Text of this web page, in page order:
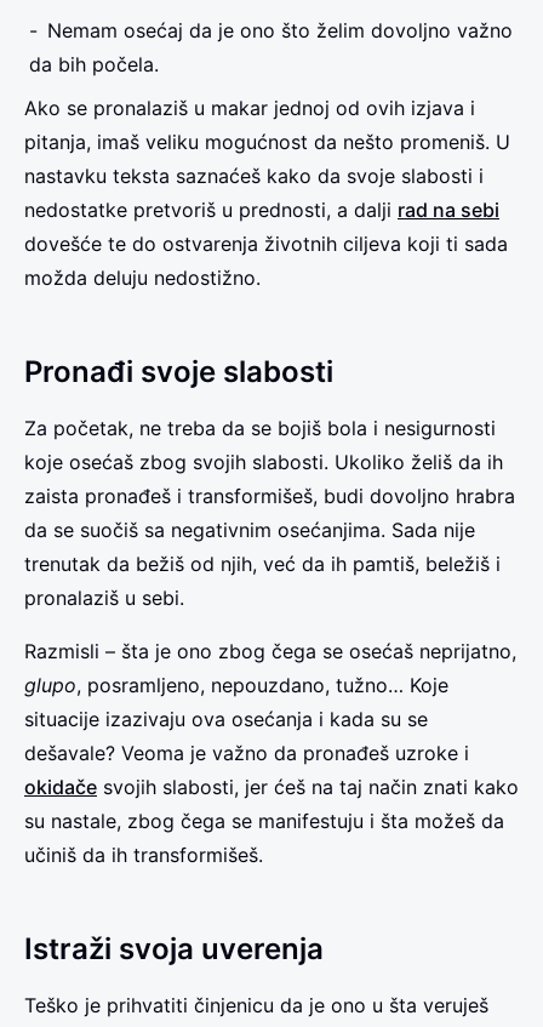
Nemam osećaj da je ono što želim dovoljno važno
da bih počela.
Ako se pronalaziš u makar jednoj od ovih izjava i
pitanja, imaš veliku mogućnost da nešto promeniš. U
nastavku teksta saznaćeš kako da svoje slabosti i
nedostatke pretvoriš u prednosti, a dalji rad na sebi
dovešće te do ostvarenja životnih ciljeva koji ti sada
možda deluju nedostižno.
Pronađi svoje slabosti
Za početak, ne treba da se bojiš bola i nesigurnosti
koje osećaš zbog svojih slabosti. Ukoliko želiš da ih
zaista pronađeš i transformišeš, budi dovoljno hrabra
da se suočiš sa negativnim osećanjima. Sada nije
trenutak da bežiš od njih, već da ih pamtiš, beležiš i
pronalaziš u sebi.
Razmisli – šta je ono zbog čega se osećaš neprijatno,
glupo, posramljeno, nepouzdano, tužno… Koje
situacije izazivaju ova osećanja i kada su se
dešavale? Veoma je važno da pronađeš uzroke i
okidače svojih slabosti, jer ćeš na taj način znati kako
su nastale, zbog čega se manifestuju i šta možeš da
učiniš da ih transformišeš.
Istraži svoja uverenja
Teško je prihvatiti činjenicu da je ono u šta veruješ